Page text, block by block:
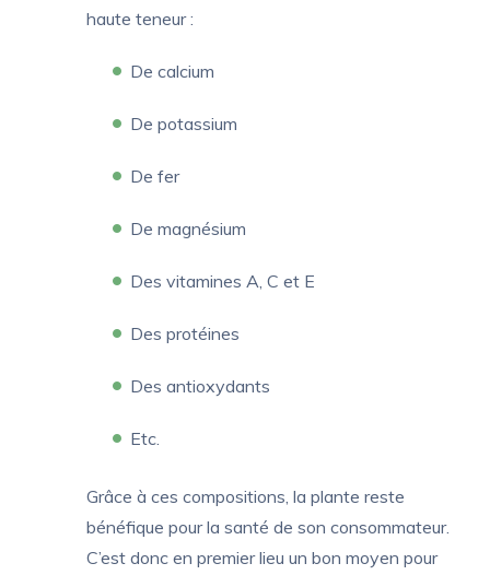
haute teneur :
De calcium
De potassium
De fer
De magnésium
Des vitamines A, C et E
Des protéines
Des antioxydants
Etc.
Grâce à ces compositions, la plante reste
bénéfique pour la santé de son consommateur.
C’est donc en premier lieu un bon moyen pour